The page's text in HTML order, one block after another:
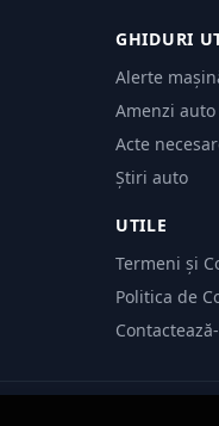
GHIDURI
Alerte
Amenzi auto
Acte
Știri auto
UTILE
Termeni și
Politica de